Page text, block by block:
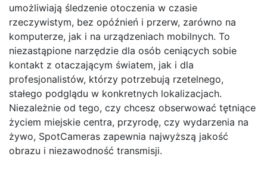
umożliwiają śledzenie otoczenia w czasie
rzeczywistym, bez opóźnień i przerw, zarówno na
komputerze, jak i na urządzeniach mobilnych. To
niezastąpione narzędzie dla osób ceniących sobie
kontakt z otaczającym światem, jak i dla
profesjonalistów, którzy potrzebują rzetelnego,
stałego podglądu w konkretnych lokalizacjach.
Niezależnie od tego, czy chcesz obserwować tętniące
życiem miejskie centra, przyrodę, czy wydarzenia na
żywo, SpotCameras zapewnia najwyższą jakość
obrazu i niezawodność transmisji.